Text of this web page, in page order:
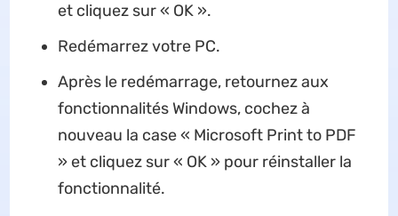
et cliquez sur « OK ».
Redémarrez votre PC.
Après le redémarrage, retournez aux
fonctionnalités Windows, cochez à
nouveau la case « Microsoft Print to PDF
» et cliquez sur « OK » pour réinstaller la
fonctionnalité.